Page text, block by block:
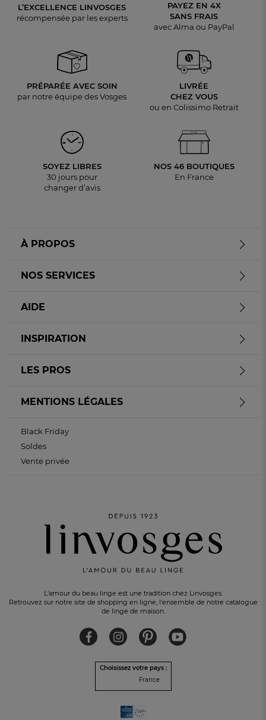
L’EXCELLENCE LINVOSGES
récompensée par les experts
PAYEZ EN 4X
SANS FRAIS
avec Alma ou PayPal
PRÉPARÉE AVEC SOIN
par notre équipe des Vosges
LIVRÉE
CHEZ VOUS
ou en Colissimo Retrait
SOYEZ LIBRES
30 jours pour
changer d’avis
NOS 46 BOUTIQUES
En France
L'amour du beau linge est une tradition chez Linvosges.
Retrouvez sur notre site de shopping en ligne, l'ensemble de notre catalogue
de linge de maison.
Choisissez votre pays :
France
À PROPOS
NOS SERVICES
AIDE
INSPIRATION
LES PROS
MENTIONS LÉGALES
Black Friday
Soldes
Vente privée